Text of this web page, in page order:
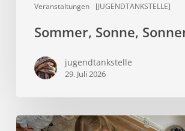
Veranstaltungen [JUGENDTANKSTELLE]
Sommer, Sonne,
jugendtankstelle
29. Juli 2026
Aus